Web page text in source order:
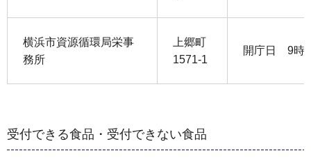
横浜市資源循環局栄事
務所
上郷町
1571-1
開庁日 9時
受付できる食品・受付できない食品